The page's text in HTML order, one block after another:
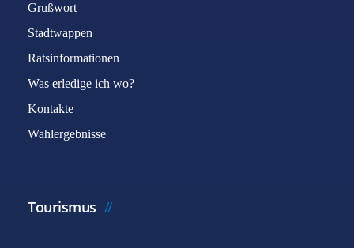
Grußwort
Stadtwappen
Ratsinformationen
Was erledige ich wo?
Kontakte
Wahlergebnisse
Tourismus